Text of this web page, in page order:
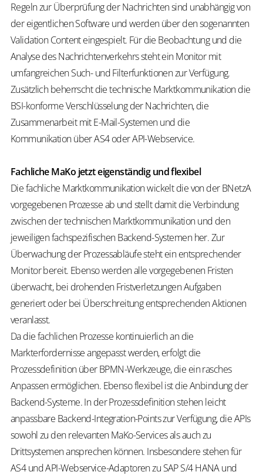
Regeln zur Überprüfung der Nachrichten sind unabhängig von
der eigentlichen Software und werden über den sogenannten
Validation Content eingespielt. Für die Beobachtung und die
Analyse des Nachrichtenverkehrs steht ein Monitor mit
umfangreichen Such- und Filterfunktionen zur Verfügung.
Zusätzlich beherrscht die technische Marktkommunikation die
BSI-konforme Verschlüsselung der Nachrichten, die
Zusammenarbeit mit E-Mail-Systemen und die
Kommunikation über AS4 oder API-Webservice.
FachlicheMaKo jetzt eigenständig und flexibel
Die fachliche Marktkommunikation wickelt die von der BNetzA
vorgegebenen Prozesse ab und stellt damit die Verbindung
zwischen der technischen Marktkommunikation und den
jeweiligen fachspezifischen Backend-Systemen her. Zur
Überwachung der Prozessabläufe steht ein entsprechender
Monitor bereit. Ebenso werden alle vorgegebenen Fristen
überwacht, bei drohenden Fristverletzungen Aufgaben
generiert oder bei Überschreitung entsprechenden Aktionen
veranlasst.
Da die fachlichen Prozesse kontinuierlich an die
Markterfordernisse angepasst werden, erfolgt die
Prozessdefinition über BPMN-Werkzeuge, die ein rasches
Anpassen ermöglichen. Ebenso flexibel ist die Anbindung der
Backend-Systeme. In der Prozessdefinition stehen leicht
anpassbare Backend-Integration-Points zur Verfügung, die APIs
sowohl zu den relevantenMaKo-Services als auch zu
Drittsystemen ansprechen können. Insbesondere stehen für
AS4 und API-Webservice-Adaptoren zu SAP S/4 HANA und